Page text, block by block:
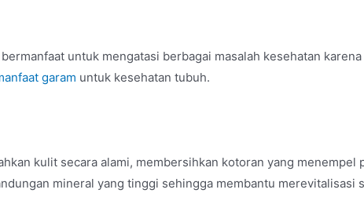
untuk mengatasi berbagai masalah kesehatan karena
garam untuk kesehatan tubuh.
kulit secara alami, membersihkan kotoran yang menempel
mineral yang tinggi sehingga membantu merevitalisasi